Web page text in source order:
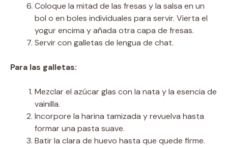
Coloque la mitad de las fresas y la salsa en un
bol o en boles individuales para servir. Vierta el
yogur encima y añada otra capa de fresas.
Servir con galletas de lengua de chat.
Para las galletas:
Mezclar el azúcar glas con la nata y la esencia de
vainilla.
Incorpore la harina tamizada y revuelva hasta
formar una pasta suave.
Batir la clara de huevo hasta que quede firme.